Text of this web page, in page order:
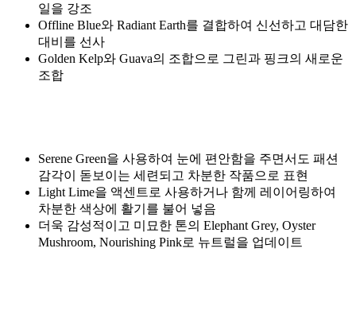
일을 강조
Offline Blue와 Radiant Earth를 결합하여 신선하고 대담한
대비를 선사
Golden Kelp와 Guava의 조합으로 그린과 핑크의 새로운
조합
Serene Green을 사용하여 눈에 편안함을 주면서도 패션
감각이 돋보이는 세련되고 차분한 작품으로 표현
Light Lime을 액센트로 사용하거나 함께 레이어링하여
차분한 색상에 활기를 불어 넣음
더욱 감성적이고 미묘한 톤의 Elephant Grey, Oyster
Mushroom, Nourishing Pink로 뉴트럴을 업데이트